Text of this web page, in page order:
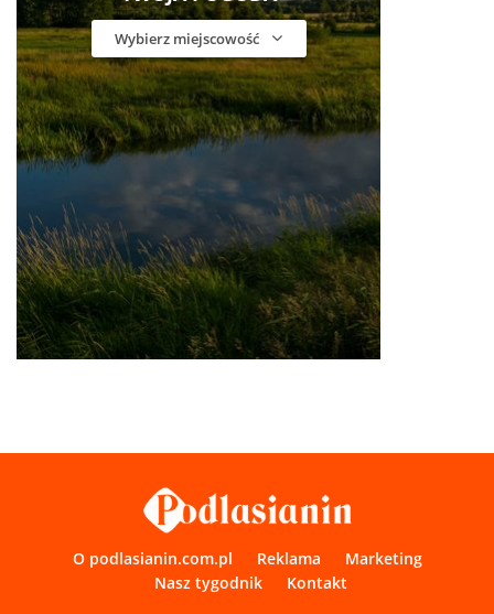
Wybierz miejscowość
O podlasianin.com.pl Reklama
Marketing
Nasz tygodnik
Kontakt